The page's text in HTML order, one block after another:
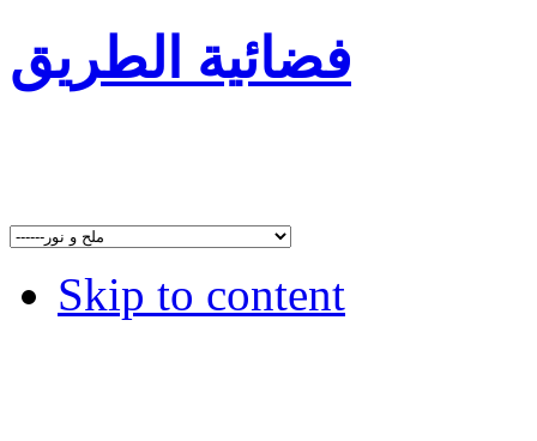
فضائية الطريق
Skip to content